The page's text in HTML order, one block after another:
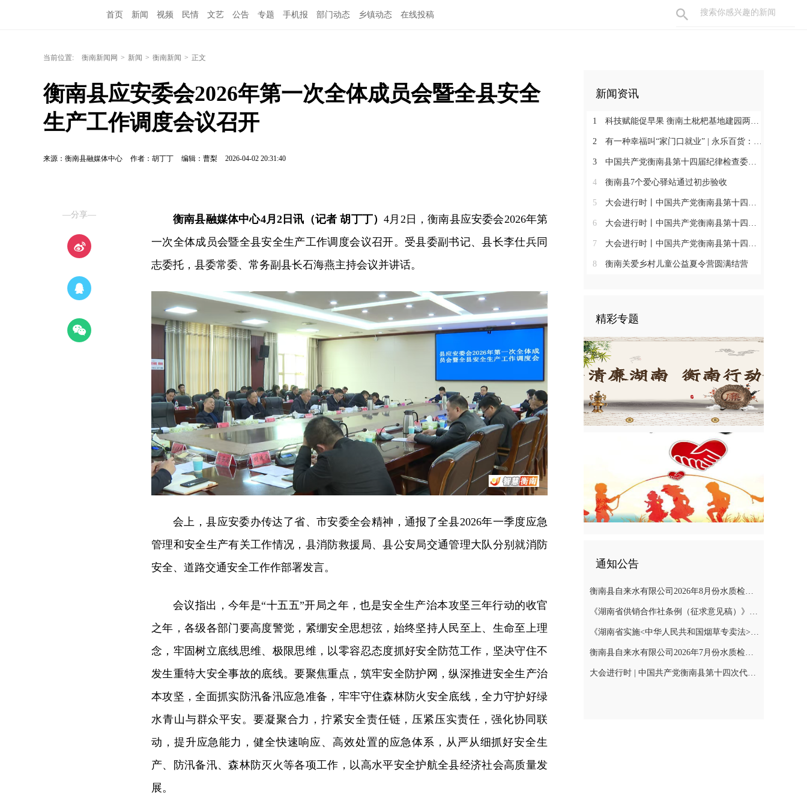
首页 新闻 视频 民情 文艺 公告 专题 手机报 部门动态 乡镇动态 在线投稿
当前位置: 衡南新闻网 > 新闻 > 衡南新闻 > 正文
衡南县应安委会2026年第一次全体成员会暨全县安全
生产工作调度会议召开
来源：衡南县融媒体中心 作者：胡丁丁 编辑：曹梨 2026-04-02 20:31:40
—分享— 衡南县融媒体中心4月2日讯（记者 胡丁丁）4月2日，衡南县应安委会2026年第
一次全体成员会暨全县安全生产工作调度会议召开。受县委副书记、县长李仕兵同
志委托，县委常委、常务副县长石海燕主持会议并讲话。
会上，县应安委办传达了省、市安委全会精神，通报了全县2026年一季度应急
管理和安全生产有关工作情况，县消防救援局、县公安局交通管理大队分别就消防
安全、道路交通安全工作作部署发言。
会议指出，今年是“十五五”开局之年，也是安全生产治本攻坚三年行动的收官
之年，各级各部门要高度警觉，紧绷安全思想弦，始终坚持人民至上、生命至上理
念，牢固树立底线思维、极限思维，以零容忍态度抓好安全防范工作，坚决守住不
发生重特大安全事故的底线。要聚焦重点，筑牢安全防护网，纵深推进安全生产治
本攻坚，全面抓实防汛备汛应急准备，牢牢守住森林防火安全底线，全力守护好绿
水青山与群众平安。要凝聚合力，拧紧安全责任链，压紧压实责任，强化协同联
动，提升应急能力，健全快速响应、高效处置的应急体系，从严从细抓好安全生
产、防汛备汛、森林防灭火等各项工作，以高水平安全护航全县经济社会高质量发
展。
新闻资讯
1 科技赋能促早果 衡南土枇杷基地建园两年见果助振兴
2 有一种幸福叫“家门口就业” | 永乐百货：守护百姓三餐四季 搭建就业暖心平台
3 中国共产党衡南县第十四届纪律检查委员会第一次全体会议召开 肖高德当选县纪委书记
4 衡南县7个爱心驿站通过初步验收
5 大会进行时丨中国共产党衡南县第十四次代表大会第三次大会召开
6 大会进行时丨中国共产党衡南县第十四次代表大会主席团举行第六次会议
7 大会进行时丨中国共产党衡南县第十四次代表大会主席团举行第五次会议
8 衡南关爱乡村儿童公益夏令营圆满结营
精彩专题
通知公告
衡南县自来水有限公司2026年8月份水质检测报告
《湖南省供销合作社条例（征求意见稿）》公开征集意见
《湖南省实施<中华人民共和国烟草专卖法>若干规定（征求意见稿）》公开征集意见
衡南县自来水有限公司2026年7月份水质检测报告公示
大会进行时 | 中国共产党衡南县第十四次代表大会召开预备会议第二阶段会议